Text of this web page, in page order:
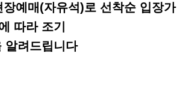
예매(자유석)로 선착순 입장가
따라 조기
알려드립니다